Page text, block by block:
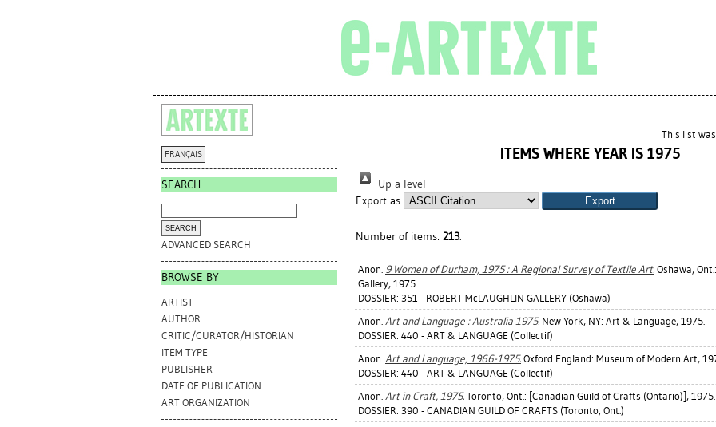
FRANÇAIS
SEARCH
ADVANCED SEARCH
BROWSE BY
ARTIST
AUTHOR
CRITIC/CURATOR/HISTORIAN
ITEM TYPE
PUBLISHER
DATE OF PUBLICATION
ART ORGANIZATION
This list
ITEMS WHERE YEAR IS 1975
Up a level
Export as
Number of items: 213.
Anon. 9 Women of Durham, 1975 : A Regional Survey of Textile Art. Oshawa,
Gallery, 1975.
DOSSIER: 351 - ROBERT McLAUGHLIN GALLERY (Oshawa)
Anon. Art and Language : Australia 1975. New York, NY: Art & Language, 1975.
DOSSIER: 440 - ART & LANGUAGE (Collectif)
Anon. Art and Language, 1966-1975. Oxford England: Museum of Modern Art,
DOSSIER: 440 - ART & LANGUAGE (Collectif)
Anon. Art in Craft, 1975. Toronto, Ont.: [Canadian Guild of Crafts (Ontario)], 1975.
DOSSIER: 390 - CANADIAN GUILD OF CRAFTS (Toronto, Ont.)